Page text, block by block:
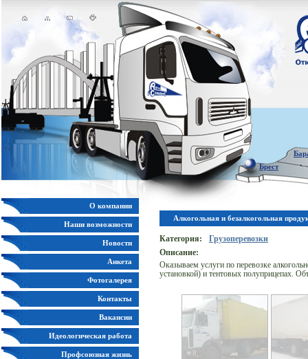
Брест
О компании
Наши возможности
Новости
Анкета
Фотогалерея
Контакты
Вакансии
Идеологическая работа
Профсоюзная жизнь
Алкогольная и безалкогольная
Категория:
Грузоперевозки
Описание:
Оказываем услуги по перевозке
установкой) и тентовых полуприцепах.